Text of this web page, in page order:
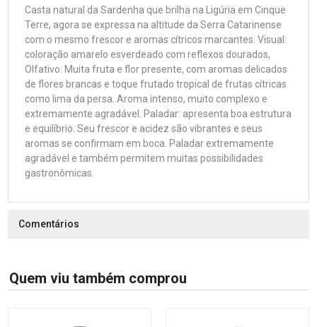
Casta natural da Sardenha que brilha na Ligúria em Cinque
Terre, agora se expressa na altitude da Serra Catarinense
com o mesmo frescor e aromas cítricos marcantes. Visual:
coloração amarelo esverdeado com reflexos dourados,
Olfativo: Muita fruta e flor presente, com aromas delicados
de flores brancas e toque frutado tropical de frutas cítricas
como lima da persa. Aroma intenso, muito complexo e
extremamente agradável. Paladar: apresenta boa estrutura
e equilíbrio. Seu frescor e acidez são vibrantes e seus
aromas se confirmam em boca. Paladar extremamente
agradável e também permitem muitas possibilidades
gastronômicas.
Comentários
Quem viu também comprou